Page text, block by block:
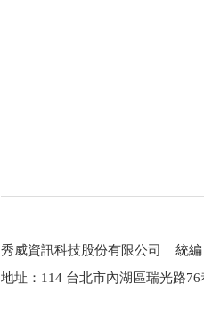
秀威資訊科技股份有限公司 統編
地址：114 台北市內湖區瑞光路76